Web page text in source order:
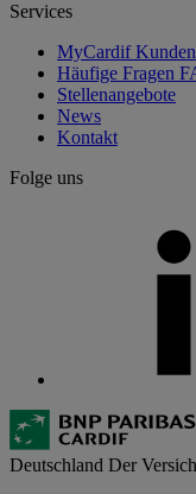
Services
MyCardif
Häufige Fragen
Stellenangebote
News
Kontakt
Folge uns
Deutschland Der